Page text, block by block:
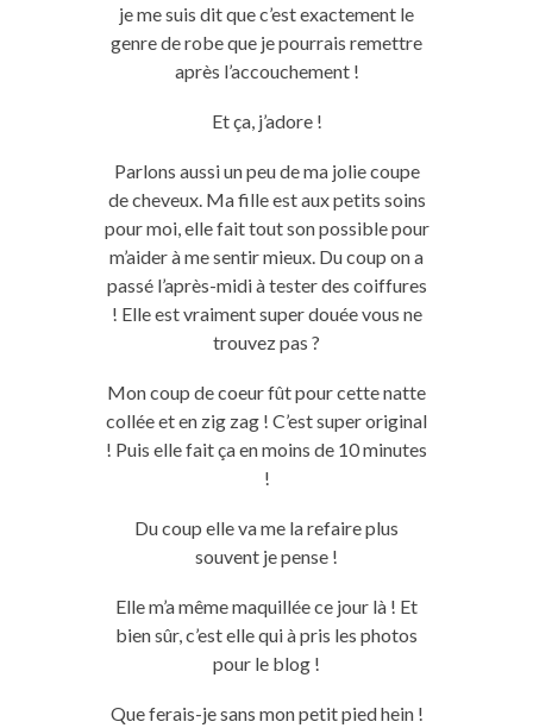
je me suis dit que c’est exactement le
genre de robe que je pourrais remettre
après l’accouchement !
Et ça, j’adore !
Parlons aussi un peu de ma jolie coupe
de cheveux. Ma fille est aux petits soins
pour moi, elle fait tout son possible pour
m’aider à me sentir mieux. Du coup on a
passé l’après-midi à tester des coiffures
! Elle est vraiment super douée vous ne
trouvez pas ?
Mon coup de coeur fût pour cette natte
collée et en zig zag ! C’est super original
! Puis elle fait ça en moins de 10 minutes
!
Du coup elle va me la refaire plus
souvent je pense !
Elle m’a même maquillée ce jour là ! Et
bien sûr, c’est elle qui à pris les photos
pour le blog !
Que ferais-je sans mon petit pied hein !